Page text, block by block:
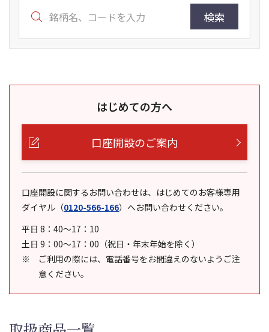
検索
はじめての方へ
口座開設のご案内
口座開設に関するお問い合わせは、はじめてのお客様専用
ダイヤル （0120-566-166） へお問い合わせください。
平日 8：40～17：10
土日 9：00～17：00（祝日・年末年始を除く）
ご利用の際には、電話番号をお間違えのないようご注
意ください。